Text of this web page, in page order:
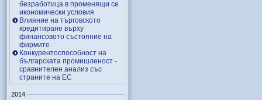
безработица в променящи се
икономически условия
Влияние на търговското
кредитиране върху
финансовото състояние на
фирмите
Конкурентоспособност на
българската промишленост -
сравнителен анализ със
страните на ЕС
2014